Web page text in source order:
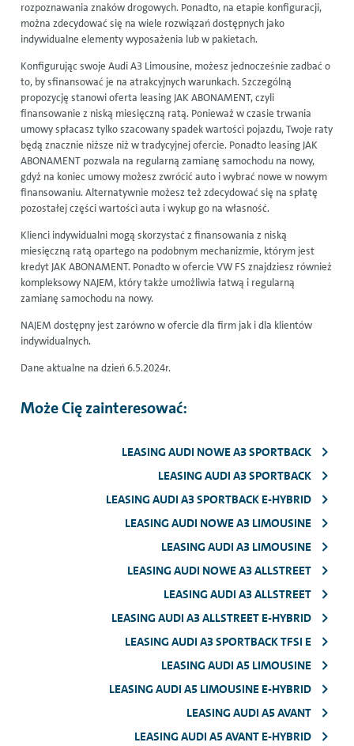
rozpoznawania znaków drogowych. Ponadto, na etapie konfiguracji,
można zdecydować się na wiele rozwiązań dostępnych jako
indywidualne elementy wyposażenia lub w pakietach.
Konfigurując swoje Audi A3 Limousine, możesz jednocześnie zadbać o
to, by sfinansować je na atrakcyjnych warunkach. Szczególną
propozycję stanowi oferta leasing JAK ABONAMENT, czyli
finansowanie z niską miesięczną ratą. Ponieważ w czasie trwania
umowy spłacasz tylko szacowany spadek wartości pojazdu, Twoje raty
będą znacznie niższe niż w tradycyjnej ofercie. Ponadto leasing JAK
ABONAMENT pozwala na regularną zamianę samochodu na nowy,
gdyż na koniec umowy możesz zwrócić auto i wybrać nowe w nowym
finansowaniu. Alternatywnie możesz też zdecydować się na spłatę
pozostałej części wartości auta i wykup go na własność.
Klienci indywidualni mogą skorzystać z finansowania z niską
miesięczną ratą opartego na podobnym mechanizmie, którym jest
kredyt JAK ABONAMENT. Ponadto w ofercie VW FS znajdziesz również
kompleksowy NAJEM, który także umożliwia łatwą i regularną
zamianę samochodu na nowy.
NAJEM dostępny jest zarówno w ofercie dla firm jak i dla klientów
indywidualnych.
Dane aktualne na dzień 6.5.2024r.
Może Cię zainteresować:
LEASING AUDI NOWE A3 SPORTBACK
LEASING AUDI A3 SPORTBACK
LEASING AUDI A3 SPORTBACK E-HYBRID
LEASING AUDI NOWE A3 LIMOUSINE
LEASING AUDI A3 LIMOUSINE
LEASING AUDI NOWE A3 ALLSTREET
LEASING AUDI A3 ALLSTREET
LEASING AUDI A3 ALLSTREET E-HYBRID
LEASING AUDI A3 SPORTBACK TFSI E
LEASING AUDI A5 LIMOUSINE
LEASING AUDI A5 LIMOUSINE E-HYBRID
LEASING AUDI A5 AVANT
LEASING AUDI A5 AVANT E-HYBRID